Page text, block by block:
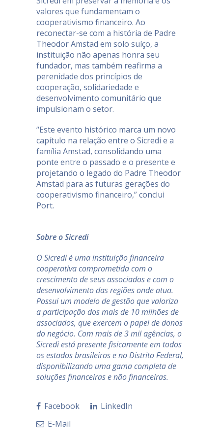
valores que fundamentam o
cooperativismo financeiro. Ao
reconectar-se com a história de Padre
Theodor Amstad em solo suíço, a
instituição não apenas honra seu
fundador, mas também reafirma a
perenidade dos princípios de
cooperação, solidariedade e
desenvolvimento comunitário que
impulsionam o setor.
“Este evento histórico marca um novo
capítulo na relação entre o Sicredi e a
família Amstad, consolidando uma
ponte entre o passado e o presente e
projetando o legado do Padre Theodor
Amstad para as futuras gerações do
cooperativismo financeiro,” conclui
Port.
Sobre o Sicredi
O Sicredi é uma instituição financeira
cooperativa comprometida com o
crescimento de seus associados e com o
desenvolvimento das regiões onde atua.
Possui um modelo de gestão que valoriza
a participação dos mais de 10 milhões de
associados, que exercem o papel de donos
do negócio. Com mais de 3 mil agências, o
Sicredi está presente fisicamente em todos
os estados brasileiros e no Distrito Federal,
disponibilizando uma gama completa de
soluções financeiras e não financeiras.
Facebook
LinkedIn
E-Mail